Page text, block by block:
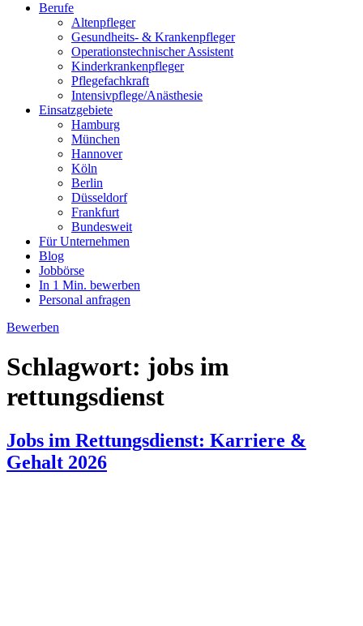
Berufe
Altenpfleger
Gesundheits- & Krankenpfleger
Operationstechnischer Assistent
Kinderkrankenpfleger
Pflegefachkraft
Intensivpflege/Anästhesie
Einsatzgebiete
Hamburg
München
Hannover
Köln
Berlin
Düsseldorf
Frankfurt
Bundesweit
Für Unternehmen
Blog
Jobbörse
In 1 Min. bewerben
Personal anfragen
Bewerben
Schlagwort: jobs im
rettungsdienst
Jobs im Rettungsdienst: Karriere &
Gehalt 2026